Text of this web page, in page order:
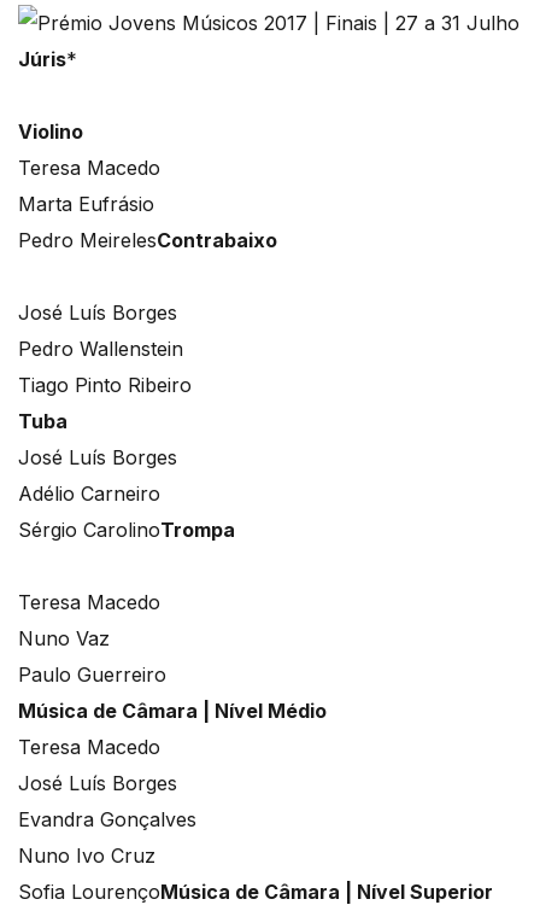
Júris*
Violino
Teresa Macedo
Marta Eufrásio
Pedro MeirelesContrabaixo
José Luís Borges
Pedro Wallenstein
Tiago Pinto Ribeiro
Tuba
José Luís Borges
Adélio Carneiro
Sérgio CarolinoTrompa
Teresa Macedo
Nuno Vaz
Paulo Guerreiro
Música de Câmara | Nível Médio
Teresa Macedo
José Luís Borges
Evandra Gonçalves
Nuno Ivo Cruz
Sofia LourençoMúsica de Câmara | Nível Superior